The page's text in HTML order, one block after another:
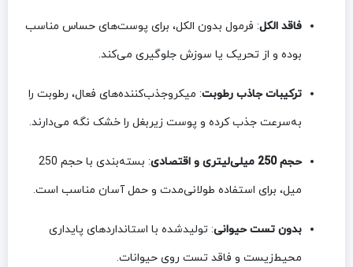
فاقد الکل: فرمول بدون الکل، برای پوست‌های حساس مناسب
بوده و از تحریک یا سوزش جلوگیری می‌کند.
ترکیبات جاذب رطوبت: میکروجذب‌کننده‌های فعال، رطوبت را
به‌سرعت جذب کرده و پوست زیربغل را خشک نگه می‌دارند.
حجم 250 میلی‌لیتری و اقتصادی
: بسته‌بندی با حجم 250
میل، برای استفاده طولانی‌مدت و حمل آسان مناسب است.
بدون تست حیوانی: تولیدشده با استانداردهای پایداری
محیط‌زیست و فاقد تست روی حیوانات.